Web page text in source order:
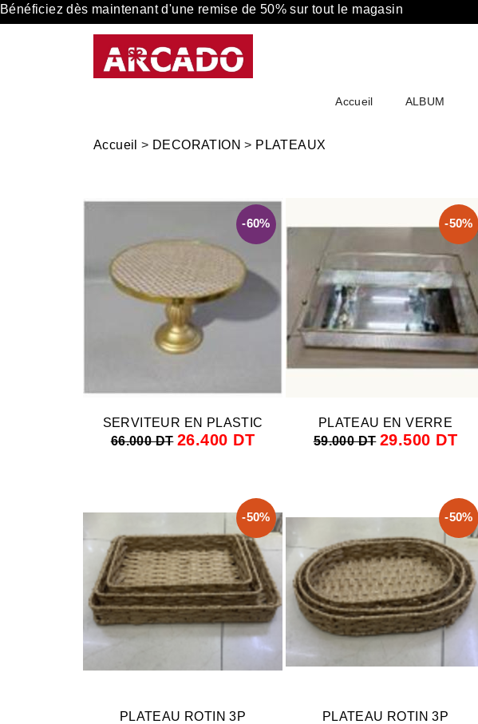
Bénéficiez dès maintenant d'une remise de 50% sur tout le magasin
Accueil ALBUM
Accueil > DECORATION > PLATEAUX
-60%
SERVITEUR EN PLASTIC
66.000 DT 26.400 DT
-50%
PLATEAU EN VERRE
59.000 DT 29.500 DT
-50%
PLATEAU ROTIN 3P
-50%
PLATEAU ROTIN 3P